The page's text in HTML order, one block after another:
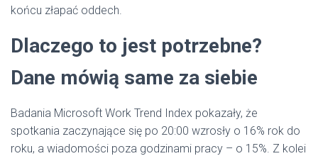
końcu złapać oddech.
Dlaczego to jest potrzebne?
Dane mówią same za siebie
Badania Microsoft Work Trend Index pokazały, że
spotkania zaczynające się po 20:00 wzrosły o 16% rok do
roku, a wiadomości poza godzinami pracy – o 15%. Z kolei